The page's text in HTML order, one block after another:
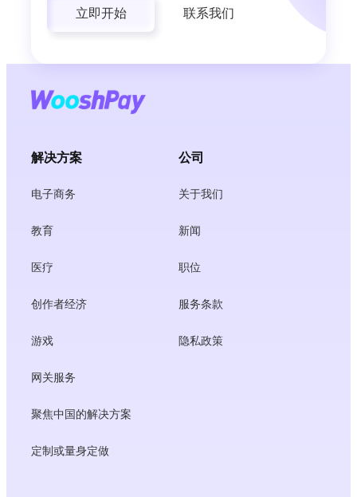
立即开始 联系我们
解决方案
电子商务
教育
医疗
创作者经济
游戏
网关服务
聚焦中国的解决方案
定制或量身定做
公司
关于我们
新闻
职位
服务条款
隐私政策